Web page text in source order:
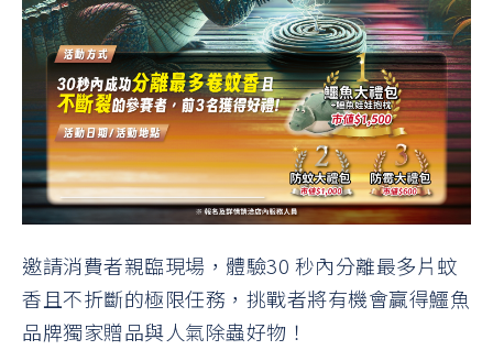
邀請消費者親臨現場，體驗30 秒內分離最多片蚊
香且不折斷的極限任務，挑戰者將有機會贏得鱷魚
品牌獨家贈品與人氣除蟲好物！